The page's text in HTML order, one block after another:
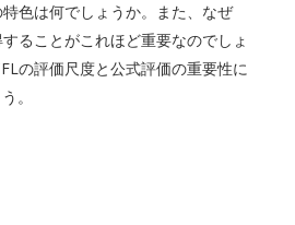
色は何でしょうか。また、なぜ
ることがこれほど重要なのでしょ
の評価尺度と公式評価の重要性に
。